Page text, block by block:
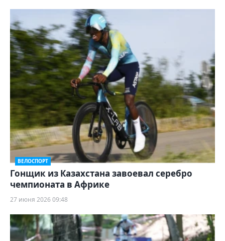
ВЕЛОСПОРТ
Гонщик из Казахстана завоевал серебро
чемпионата в Африке
27 июня 2026 09:48